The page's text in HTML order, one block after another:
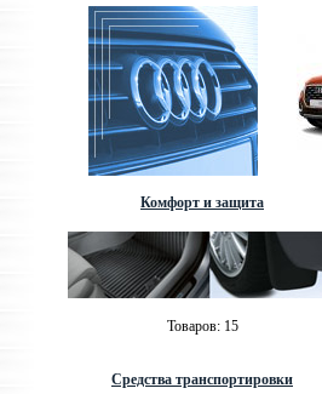
Комфорт и защита
Товаров: 15
Средства транспортировки